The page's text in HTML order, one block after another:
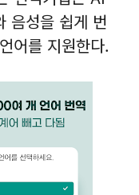
음성을 쉽게 번
어를 지원한다.